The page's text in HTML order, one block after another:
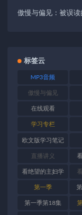
傲慢与偏见：被误
标签云
MP3音频
傲慢与偏见
在线观看
学习专栏
欧文版学习笔记
直播讲义
看绝望的主妇学
英语
第一季
第一季第18集